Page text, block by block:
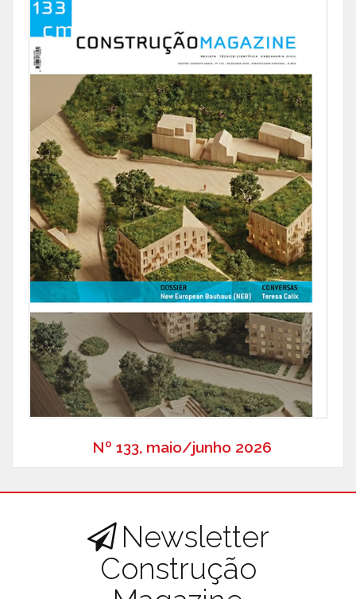
Nº 133, maio/junho 2026
Newsletter
Construção